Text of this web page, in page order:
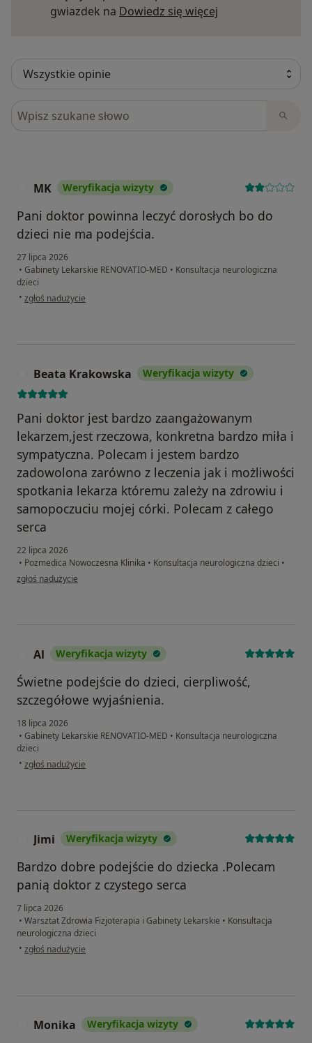
gwiazdek na Dowiedz się więcej
Szukaj w opiniach
MK Weryfikacja wizyty
Pani doktor powinna leczyć dorosłych bo do
dzieci nie ma podejścia.
27 lipca 2026
• Gabinety Lekarskie RENOVATIO-MED • Konsultacja neurologiczna
dzieci
• w opinii użytkownika MK
zgłoś nadużycie
Beata Krakowska Weryfikacja wizyty
Pani doktor jest bardzo zaangażowanym
lekarzem,jest rzeczowa, konkretna bardzo miła i
sympatyczna. Polecam i jestem bardzo
zadowolona zarówno z leczenia jak i możliwości
spotkania lekarza któremu zależy na zdrowiu i
samopoczuciu mojej córki. Polecam z całego
serca
22 lipca 2026
• Pozmedica Nowoczesna Klinika • Konsultacja neurologiczna dzieci •
w opinii użytkownika Beata Krakowska
zgłoś nadużycie
Al Weryfikacja wizyty
Świetne podejście do dzieci, cierpliwość,
szczegółowe wyjaśnienia.
18 lipca 2026
• Gabinety Lekarskie RENOVATIO-MED • Konsultacja neurologiczna
dzieci
• w opinii użytkownika Al
zgłoś nadużycie
Jimi Weryfikacja wizyty
Bardzo dobre podejście do dziecka .Polecam
panią doktor z czystego serca
7 lipca 2026
• Warsztat Zdrowia Fizjoterapia i Gabinety Lekarskie • Konsultacja
neurologiczna dzieci
• w opinii użytkownika Jimi
zgłoś nadużycie
Monika Weryfikacja wizyty